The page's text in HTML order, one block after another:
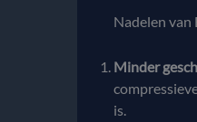
Nadelen van
Minder
is.